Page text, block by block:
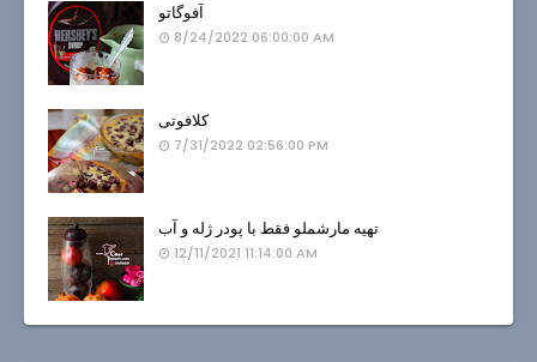
آفوگاتو
8/24/2022 06:00:00 AM
کلافوتی
7/31/2022 02:56:00 PM
تهیه مارشملو فقط با پودر ژله و آب
12/11/2021 11:14:00 AM